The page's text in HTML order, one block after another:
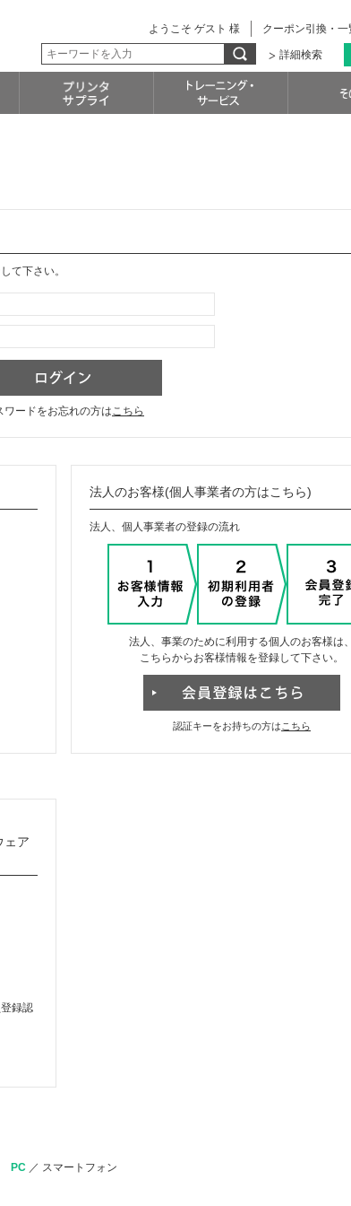
クーポン引換・一
ようこそ ゲスト 様
詳細検索
て下さい。
ワードをお忘れの方はこちら
法人のお客様(個人事業者の方はこちら)
法人、個人事業者の登録の流れ
法人、事業のために利用する個人のお客様は、
こちらからお客様情報を登録して下さい。
認証キーをお持ちの方は こちら
ェア
録認
PC／ スマートフォン